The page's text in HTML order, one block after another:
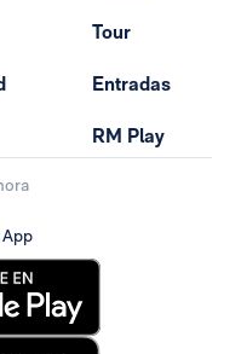
Tour
Entradas
RM Play